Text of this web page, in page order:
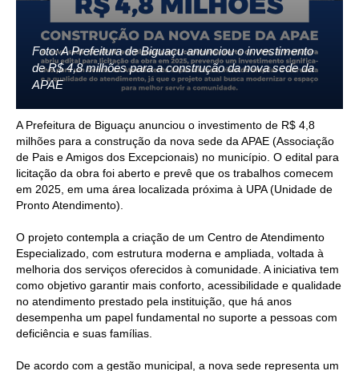
Foto: A Prefeitura de Biguaçu anunciou o investimento
de R$ 4,8 milhões para a construção da nova sede da
APAE
A Prefeitura de Biguaçu anunciou o investimento de R$ 4,8
milhões para a construção da nova sede da APAE (Associação
de Pais e Amigos dos Excepcionais) no município. O edital para
licitação da obra foi aberto e prevê que os trabalhos comecem
em 2025, em uma área localizada próxima à UPA (Unidade de
Pronto Atendimento).
O projeto contempla a criação de um Centro de Atendimento
Especializado, com estrutura moderna e ampliada, voltada à
melhoria dos serviços oferecidos à comunidade. A iniciativa tem
como objetivo garantir mais conforto, acessibilidade e qualidade
no atendimento prestado pela instituição, que há anos
desempenha um papel fundamental no suporte a pessoas com
deficiência e suas famílias.
De acordo com a gestão municipal, a nova sede representa um